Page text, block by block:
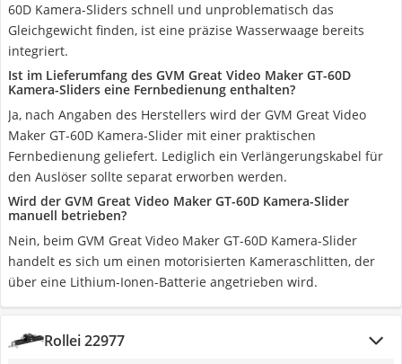
60D Kamera-Sliders schnell und unproblematisch das
Gleichgewicht finden, ist eine präzise Wasserwaage bereits
integriert.
Ist im Lieferumfang des GVM Great Video Maker GT-60D
Kamera-Sliders eine Fernbedienung enthalten?
Ja, nach Angaben des Herstellers wird der GVM Great Video
Maker GT-60D Kamera-Slider mit einer praktischen
Fernbedienung geliefert. Lediglich ein Verlängerungskabel für
den Auslöser sollte separat erworben werden.
Wird der GVM Great Video Maker GT-60D Kamera-Slider
manuell betrieben?
Nein, beim GVM Great Video Maker GT-60D Kamera-Slider
handelt es sich um einen motorisierten Kameraschlitten, der
über eine Lithium-Ionen-Batterie angetrieben wird.
Rollei 22977